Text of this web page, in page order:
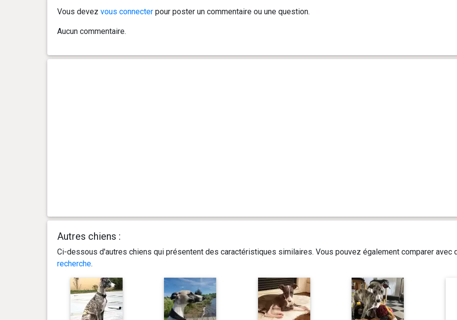
Vous devez vous connecterpour poster un commentaire ou une question.
Aucun commentaire.
Autres chiens :
Ci-dessous d'autres chiens qui présentent des caractéristiques similaires. Vous pouvez également comparer
recherche.